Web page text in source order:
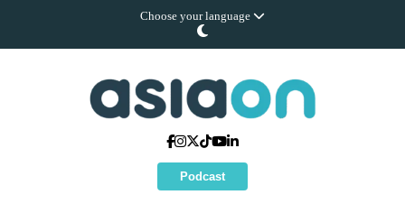
Choose your language
Podcast